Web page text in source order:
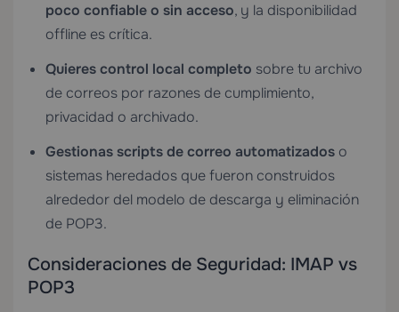
poco confiable o sin acceso, y la disponibilidad
offline es crítica.
Quieres control local completo sobre tu archivo
de correos por razones de cumplimiento,
privacidad o archivado.
Gestionas scripts de correo automatizados o
sistemas heredados que fueron construidos
alrededor del modelo de descarga y eliminación
de POP3.
Consideraciones de Seguridad: IMAP vs
POP3